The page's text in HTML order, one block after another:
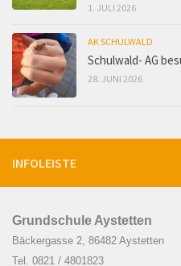
1. JULI 2026
AK SCHULWALD
Schulwald- AG
28. JUNI 2026
INFOLEISTE
Grundschule Aystetten
Bäckergasse 2, 86482 Aystetten
Tel. 0821 / 4801823